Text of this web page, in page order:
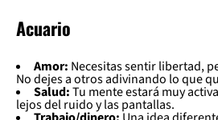
Acuario
Amor: Necesitas sentir libertad,
No dejes a otros adivinando lo que
Salud:Tu mente estará muy
lejos del ruido y las pantallas.